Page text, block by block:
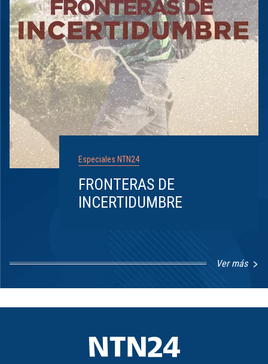
Especiales NTN24
FRONTERAS DE
INCERTIDUMBRE
Ver más
8